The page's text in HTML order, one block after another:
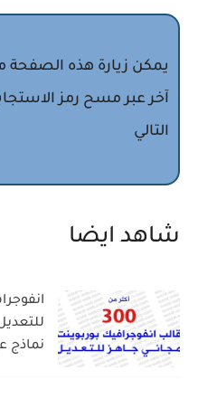
يمكن زيارة هذه الصفحة
آخر عبر مسح رمز
التالي
شاهد ايضا
نماذج